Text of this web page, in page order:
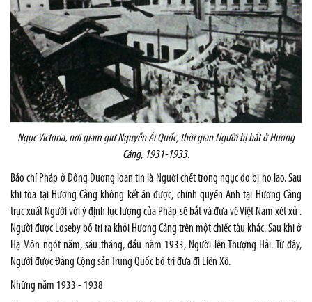
NgụcVictoria, nơi giam giữ Nguyễn Ái Quốc, thời gian Người bị bắt ở Hương
Cảng, 1931-1933.
Báo chí Pháp ở Đông Dương loan tin là Người chết trong ngục do bị ho lao. Sau
khi tòa tại Hương Cảng không kết án được, chính quyền Anh tại Hương Cảng
trục xuất Người với ý định lực lượng của Pháp sẽ bắt và đưa về Việt Nam xét xử .
Người được Loseby bố trí ra khỏi Hương Cảng trên một chiếc tàu khác. Sau khi ở
Hạ Môn ngót năm, sáu tháng, đầu năm 1933, Người lên Thượng Hải. Từ đây,
Người được Đảng Cộng sản Trung Quốc bố trí đưa đi Liên Xô.
Những năm 1933 - 1938